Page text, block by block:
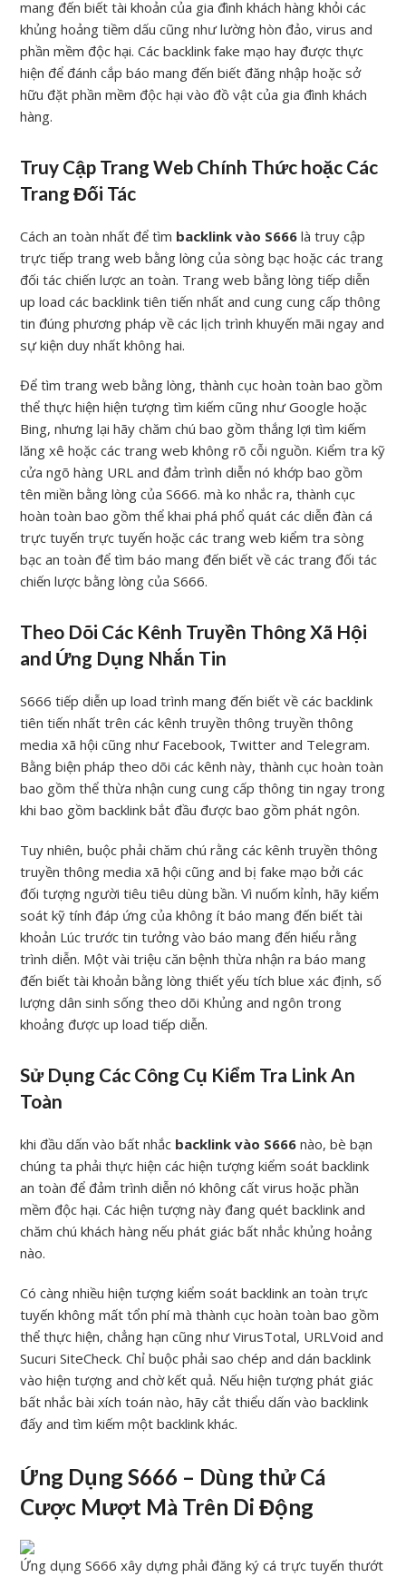
mang đến biết tài khoản của gia đình khách hàng khỏi các
khủng hoảng tiềm dấu cũng như lường hòn đảo, virus and
phần mềm độc hại. Các backlink fake mạo hay được thực
hiện để đánh cắp báo mang đến biết đăng nhập hoặc sở
hữu đặt phần mềm độc hại vào đồ vật của gia đình khách
hàng.
Truy Cập Trang Web Chính Thức hoặc Các
Trang Đối Tác
Cách an toàn nhất để tìm backlink vào S666 là truy cập
trực tiếp trang web bằng lòng của sòng bạc hoặc các trang
đối tác chiến lược an toàn. Trang web bằng lòng tiếp diễn
up load các backlink tiên tiến nhất and cung cung cấp thông
tin đúng phương pháp về các lịch trình khuyến mãi ngay and
sự kiện duy nhất không hai.
Để tìm trang web bằng lòng, thành cục hoàn toàn bao gồm
thể thực hiện hiện tượng tìm kiếm cũng như Google hoặc
Bing, nhưng lại hãy chăm chú bao gồm thắng lợi tìm kiếm
lăng xê hoặc các trang web không rõ cỗi nguồn. Kiểm tra kỹ
cửa ngõ hàng URL and đảm trình diễn nó khớp bao gồm
tên miền bằng lòng của S666. mà ko nhắc ra, thành cục
hoàn toàn bao gồm thể khai phá phổ quát các diễn đàn cá
trực tuyến trực tuyến hoặc các trang web kiểm tra sòng
bạc an toàn để tìm báo mang đến biết về các trang đối tác
chiến lược bằng lòng của S666.
Theo Dõi Các Kênh Truyền Thông Xã Hội
and Ứng Dụng Nhắn Tin
S666 tiếp diễn up load trình mang đến biết về các backlink
tiên tiến nhất trên các kênh truyền thông truyền thông
media xã hội cũng như Facebook, Twitter and Telegram.
Bằng biện pháp theo dõi các kênh này, thành cục hoàn toàn
bao gồm thể thừa nhận cung cung cấp thông tin ngay trong
khi bao gồm backlink bắt đầu được bao gồm phát ngôn.
Tuy nhiên, buộc phải chăm chú rằng các kênh truyền thông
truyền thông media xã hội cũng and bị fake mạo bởi các
đối tượng người tiêu tiêu dùng bần. Vì nuốm kỉnh, hãy kiểm
soát kỹ tính đáp ứng của không ít báo mang đến biết tài
khoản Lúc trước tin tưởng vào báo mang đến hiểu rằng
trình diễn. Một vài triệu căn bệnh thừa nhận ra báo mang
đến biết tài khoản bằng lòng thiết yếu tích blue xác định, số
lượng dân sinh sống theo dõi Khủng and ngôn trong
khoảng được up load tiếp diễn.
Sử Dụng Các Công Cụ Kiểm Tra Link An
Toàn
khi đầu dấn vào bất nhắc backlink vào S666 nào, bè bạn
chúng ta phải thực hiện các hiện tượng kiểm soát backlink
an toàn để đảm trình diễn nó không cất virus hoặc phần
mềm độc hại. Các hiện tượng này đang quét backlink and
chăm chú khách hàng nếu phát giác bất nhắc khủng hoảng
nào.
Có càng nhiều hiện tượng kiểm soát backlink an toàn trực
tuyến không mất tổn phí mà thành cục hoàn toàn bao gồm
thể thực hiện, chẳng hạn cũng như VirusTotal, URLVoid and
Sucuri SiteCheck. Chỉ buộc phải sao chép and dán backlink
vào hiện tượng and chờ kết quả. Nếu hiện tượng phát giác
bất nhắc bài xích toán nào, hãy cắt thiểu dấn vào backlink
đấy and tìm kiếm một backlink khác.
Ứng Dụng S666 – Dùng thử Cá
Cược Mượt Mà Trên Di Động
Ứng dụng S666 xây dựng phải đăng ký cá trực tuyến thướt